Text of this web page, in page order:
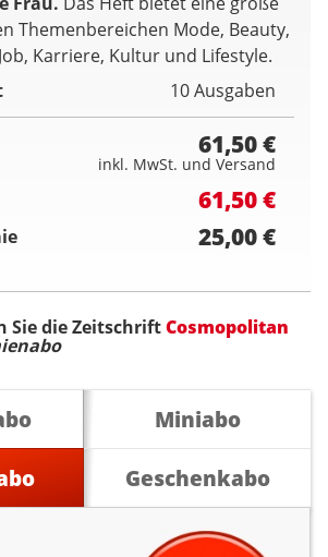
Themenbereichen Mode, Beauty,
Karriere, Kultur und Lifestyle.
10 Ausgaben
61,50 €
inkl. MwSt. und Versand
61,50 €
25,00 €
Sie die ZeitschriftCosmopolitan
Miniabo
Geschenkabo